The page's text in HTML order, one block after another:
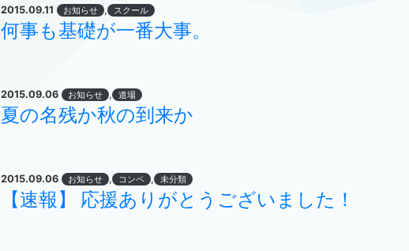
2015.09.11 お知らせ , スクール
何事も基礎が一番大事。
2015.09.06 お知らせ , 道場
夏の名残か秋の到来か
2015.09.06 お知らせ , コンペ , 未分類
【速報】 応援ありがとうございました！